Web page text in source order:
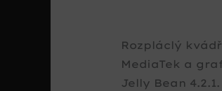
Rozpláclý
MediaTek a
Jelly Bean